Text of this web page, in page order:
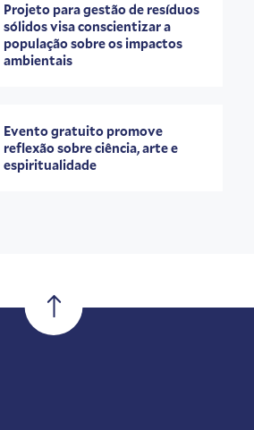
Projeto para gestão de resíduos
sólidos visa conscientizar a
população sobre os impactos
ambientais
Evento gratuito promove
reflexão sobre ciência, arte e
espiritualidade